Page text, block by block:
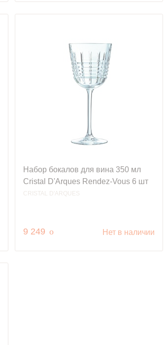
Набор бокалов для вина 350 мл
Cristal D'Arques Rendez-Vous 6 шт
CRISTAL D'ARQUES
9 249 руб.
o Нет в наличии